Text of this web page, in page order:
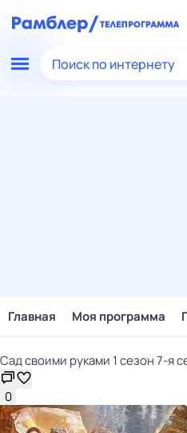
Поиск по интернету
Главная Моя программа
Сад своими руками 1 сезон 7-я
0